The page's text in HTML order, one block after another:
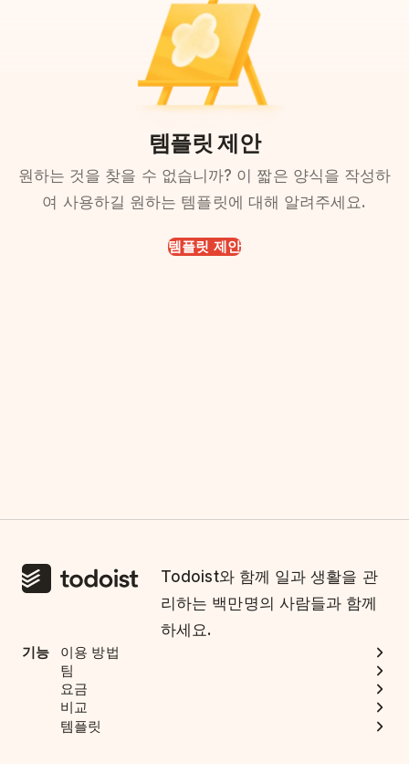
템플릿 제안
원하는 것을 찾을 수 없습니까? 이 짧은 양식을 작성하
여 사용하길 원하는 템플릿에 대해 알려주세요.
템플릿 제안
Todoist와 함께 일과 생활을 관
리하는 백만명의 사람들과 함께
하세요.
기능
이용 방법
팀
요금
비교
템플릿